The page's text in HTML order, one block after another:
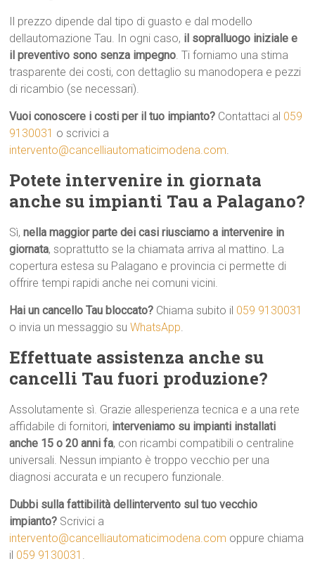
Il prezzo dipende dal tipo di guasto e dal modello
dellautomazione Tau. In ogni caso, il sopralluogo iniziale e
il preventivo sono senza impegno. Ti forniamo una stima
trasparente dei costi, con dettaglio su manodopera e pezzi
di ricambio (se necessari).
Vuoi conoscere i costi per il tuo impianto? Contattaci al 059
9130031 o scrivici a
intervento@cancelliautomaticimodena.com.
Potete intervenire in giornata
anche su impianti Tau a Palagano?
Sì,nella maggior parte dei casi riusciamo a intervenire in
giornata, soprattutto se la chiamata arriva al mattino. La
copertura estesa su Palagano e provincia ci permette di
offrire tempi rapidi anche nei comuni vicini.
Hai un cancello Tau bloccato? Chiama subito il 059 9130031
o invia un messaggio suWhatsApp.
Effettuate assistenza anche su
cancelli Tau fuori produzione?
Assolutamente sì. Grazie allesperienza tecnica e a una rete
affidabile di fornitori, interveniamo su impianti installati
anche 15 o 20 anni fa, con ricambi compatibili o centraline
universali. Nessun impianto è troppo vecchio per una
diagnosi accurata e un recupero funzionale.
Dubbi sulla fattibilità dellintervento sul tuo vecchio
impianto? Scrivici a
intervento@cancelliautomaticimodena.com oppure chiama
il 059 9130031 .